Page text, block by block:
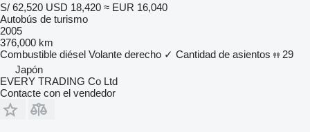
S/ 62,520 USD 18,420 ≈ EUR 16,040
Autobús de turismo
2005
376,000 km
Combustible diésel Volante derecho ✓ Cantidad de asientos
29
Japón
EVERY TRADING Co Ltd
Contacte con el vendedor